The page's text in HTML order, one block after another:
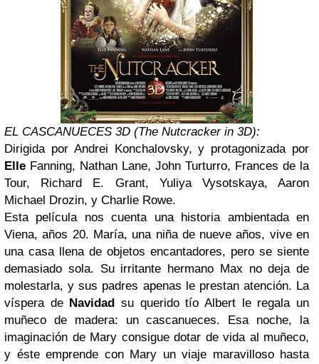
EL CASCANUECES 3D (The Nutcracker in 3D):
Dirigida por Andrei Konchalovsky, y protagonizada por
Elle Fanning, Nathan Lane, John Turturro, Frances de la
Tour, Richard E. Grant, Yuliya Vysotskaya, Aaron
Michael Drozin, y Charlie Rowe.
Esta película nos cuenta una historia ambientada en
Viena, años 20. María, una niña de nueve años, vive en
una casa llena de objetos encantadores, pero se siente
demasiado sola. Su irritante hermano Max no deja de
molestarla, y sus padres apenas le prestan atención. La
víspera de Navidad su querido tío Albert le regala un
muñeco de madera: un cascanueces. Esa noche, la
imaginación de Mary consigue dotar de vida al muñeco,
y éste emprende con Mary un viaje maravilloso hasta